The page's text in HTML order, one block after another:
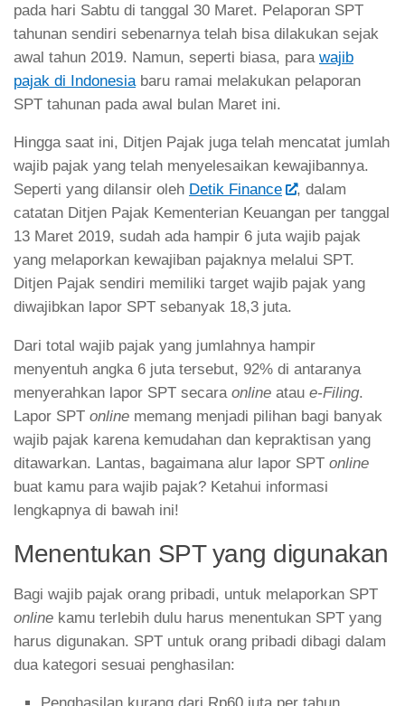
pada hari Sabtu di tanggal 30 Maret. Pelaporan SPT
tahunan sendiri sebenarnya telah bisa dilakukan sejak
awal tahun 2019. Namun, seperti biasa, para wajib
pajak di Indonesia baru ramai melakukan pelaporan
SPT tahunan pada awal bulan Maret ini.
Hingga saat ini, Ditjen Pajak juga telah mencatat jumlah
wajib pajak yang telah menyelesaikan kewajibannya.
Seperti yang dilansir oleh Detik Finance
, dalam
catatan Ditjen Pajak Kementerian Keuangan per tanggal
13 Maret 2019, sudah ada hampir 6 juta wajib pajak
yang melaporkan kewajiban pajaknya melalui SPT.
Ditjen Pajak sendiri memiliki target wajib pajak yang
diwajibkan lapor SPT sebanyak 18,3 juta.
Dari total wajib pajak yang jumlahnya hampir
menyentuh angka 6 juta tersebut, 92% di antaranya
menyerahkan lapor SPT secara online atau e-Filing.
Lapor SPT online memang menjadi pilihan bagi banyak
wajib pajak karena kemudahan dan kepraktisan yang
ditawarkan. Lantas, bagaimana alur lapor SPT online
buat kamu para wajib pajak? Ketahui informasi
lengkapnya di bawah ini!
Menentukan SPT yang digunakan
Bagi wajib pajak orang pribadi, untuk melaporkan SPT
online kamu terlebih dulu harus menentukan SPT yang
harus digunakan. SPT untuk orang pribadi dibagi dalam
dua kategori sesuai penghasilan: